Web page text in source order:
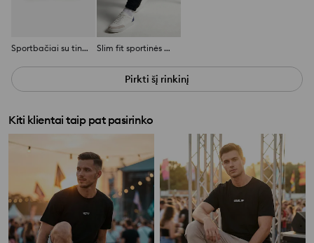
Sportbačiai su tinkleliu ir kontrastinėmis detalėmis Slim fit sportinės kelnės su viskozės mišiniu
Pirkti šį rinkinį
Kiti klientai taip pat pasirinko